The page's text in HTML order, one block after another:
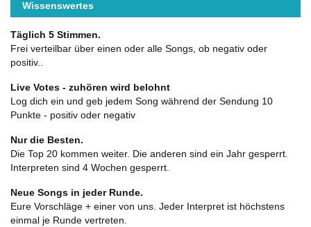
Wissenswertes
Täglich 5 Stimmen.
Frei verteilbar über einen oder alle Songs, ob negativ oder
positiv..
Live Votes - zuhören wird belohnt
Log dich ein und geb jedem Song während der Sendung 10
Punkte - positiv oder negativ
Nur die Besten.
Die Top 20 kommen weiter. Die anderen sind ein Jahr gesperrt.
Interpreten sind 4 Wochen gesperrt.
Neue Songs in jeder Runde.
Eure Vorschläge + einer von uns. Jeder Interpret ist höchstens
einmal je Runde vertreten.